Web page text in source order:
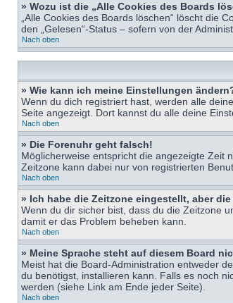
» Wozu ist die „Alle Cookies des Boards
„Alle Cookies des Boards löschen“ löscht die
den „Gelesen“-Status – sofern von der
Nach oben
» Wie kann ich meine Einstellungen
Wenn du dich registriert hast, werden alle
Seite angezeigt. Dort kannst du alle deine
Nach oben
» Die Forenuhr geht falsch!
Möglicherweise entspricht die angezeigte Zeit
Zeitzone kann dabei nur von registrierten
Nach oben
» Ich habe die Zeitzone eingestellt, aber
Wenn du dir sicher bist, dass du die Zeitzone
damit er das Problem beheben kann.
Nach oben
» Meine Sprache steht auf diesem Board
Meist hat die Board-Administration entweder
du benötigst, installieren kann. Falls es noch
werden (siehe Link am Ende jeder Seite).
Nach oben